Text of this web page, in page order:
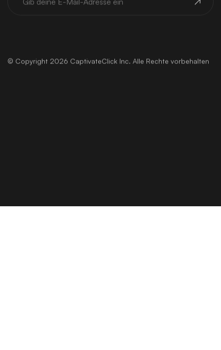
© Copyright 2026 CaptivateClick Inc. Alle Rechte vorbehalten